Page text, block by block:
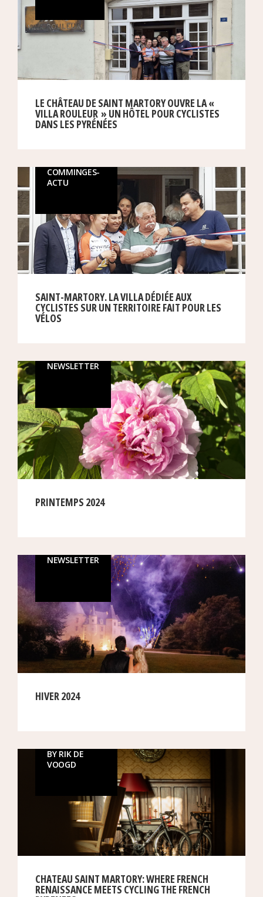
LE CHÂTEAU DE SAINT MARTORY OUVRE LA «
VILLA ROULEUR » UN HÔTEL POUR CYCLISTES
DANS LES PYRÉNÉES
COMMINGES-
ACTU
SAINT-MARTORY. LA VILLA DÉDIÉE AUX
CYCLISTES SUR UN TERRITOIRE FAIT POUR LES
VÉLOS
NEWSLETTER
PRINTEMPS 2024
NEWSLETTER
HIVER 2024
BY RIK DE
VOOGD
CHATEAU SAINT MARTORY: WHERE FRENCH
RENAISSANCE MEETS CYCLING THE FRENCH